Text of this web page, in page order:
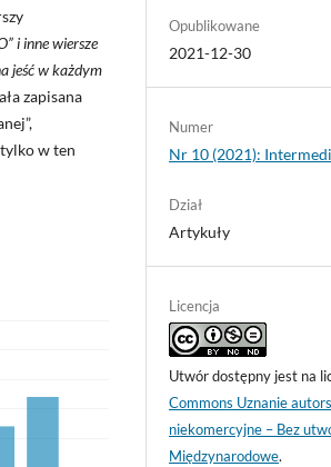
i inne wiersze
jeść w każdym
zapisana
w ten
Opublikowane
2021-12-30
Numer
Nr 10 (2021):
Dział
Artykuły
Licencja
Utwór dostępny jest na
Commons Uznanie
niekomercyjne – Bez
Międzynarodowe.